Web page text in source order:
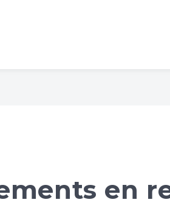
en